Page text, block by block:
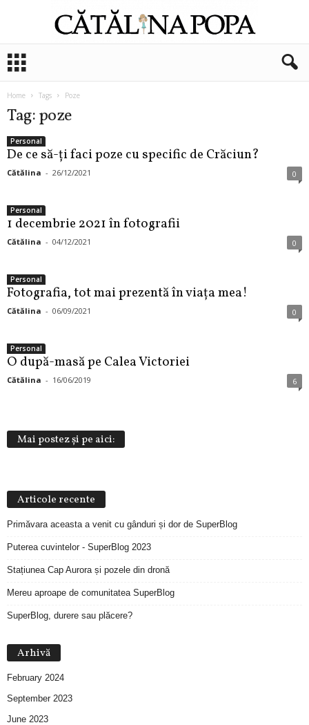
t
Home Tags Poze
Tag: poze
Personal
De ce să-ți faci poze cu specific de Crăciun?
Cătălina - 26/12/2021 0
Personal
1 decembrie 2021 în fotografii
Cătălina - 04/12/2021 0
Personal
Fotografia, tot mai prezentă în viața mea!
Cătălina - 06/09/2021 0
Personal
O după-masă pe Calea Victoriei
Cătălina - 16/06/2019 6
Mai postez și pe aici:
Articole recente
Primăvara aceasta a venit cu gânduri și dor de SuperBlog
Puterea cuvintelor - SuperBlog 2023
Stațiunea Cap Aurora și pozele din dronă
Mereu aproape de comunitatea SuperBlog
SuperBlog, durere sau plăcere?
Arhivă
February 2024
September 2023
June 2023